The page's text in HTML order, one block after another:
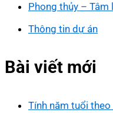
Phong thủy – Tâm
Thông tin dự án
Bài viết mới
Tính năm tuổi theo